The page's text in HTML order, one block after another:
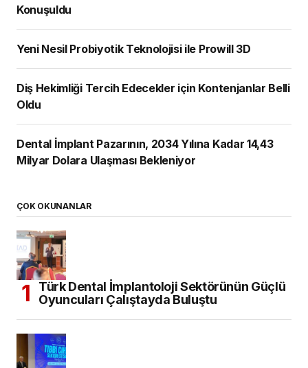
Konuşuldu
Yeni Nesil Probiyotik Teknolojisi ile Prowill 3D
Diş Hekimliği Tercih Edecekler için Kontenjanlar Belli
Oldu
Dental İmplant Pazarının, 2034 Yılına Kadar 14,43
Milyar Dolara Ulaşması Bekleniyor
ÇOK OKUNANLAR
Türk Dental İmplantoloji Sektörünün Güçlü
Oyuncuları Çalıştayda Buluştu